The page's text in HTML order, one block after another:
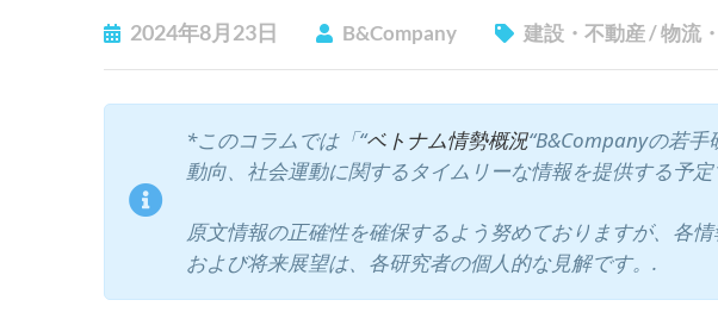
2024年8月23日 B&Company 建設・不動産/物流
*このコラムでは「“ベトナム情勢概況“B&Companyの若
動向、社会運動に関するタイムリーな情報を提供する予定
原文情報の正確性を確保するよう努めておりますが、各
および将来展望は、各研究者の個人的な見解です。.